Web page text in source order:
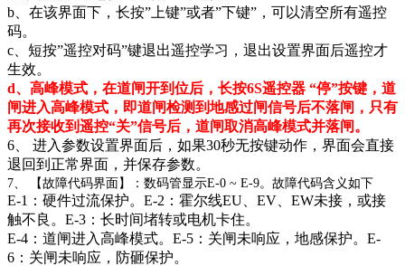
b、在该界面下，长按”上键”或者”下键”，可以清空所有遥控
码。
c、短按”遥控对码”键退出遥控学习，退出设置界面后遥控才
生效。
d、高峰模式，在道闸开到位后， 长按6S遥控器 “停”按键，道
闸进入高峰模式，即道闸检测到地感过闸信号后不落闸，只有
再次接收到遥控“关”信号后，道闸取消高峰模式并落闸。
6、 进入参数设置界面后，如果30秒无按键动作，界面会直接
退回到正常界面，并保存参数。
7、 【故障代码界面】：数码管显示E-0 ~ E-9。故障代码含义如下
E-1：硬件过流保护。E-2：霍尔线EU、EV、EW未接，或接
触不良。E-3：长时间堵转或电机卡住。
E-4：道闸进入高峰模式。E-5：关闸未响应，地感保护。E-
6：关闸未响应，防砸保护。